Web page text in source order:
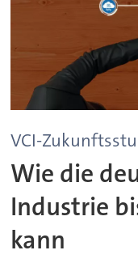
VCI-
Wie die
Industrie
kann